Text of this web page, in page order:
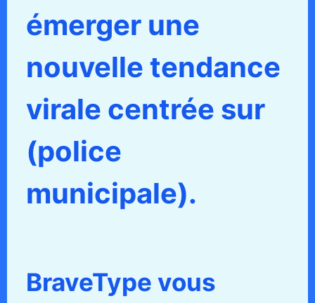
émerger une
nouvelle tendance
virale centrée sur
(police
municipale).
BraveType vous